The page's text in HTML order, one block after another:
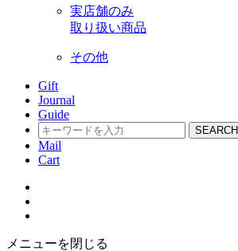
実店舗のみ
取り扱い商品
その他
Gift
Journal
Guide
SEARCH
Mail
Cart
メニューを閉じる